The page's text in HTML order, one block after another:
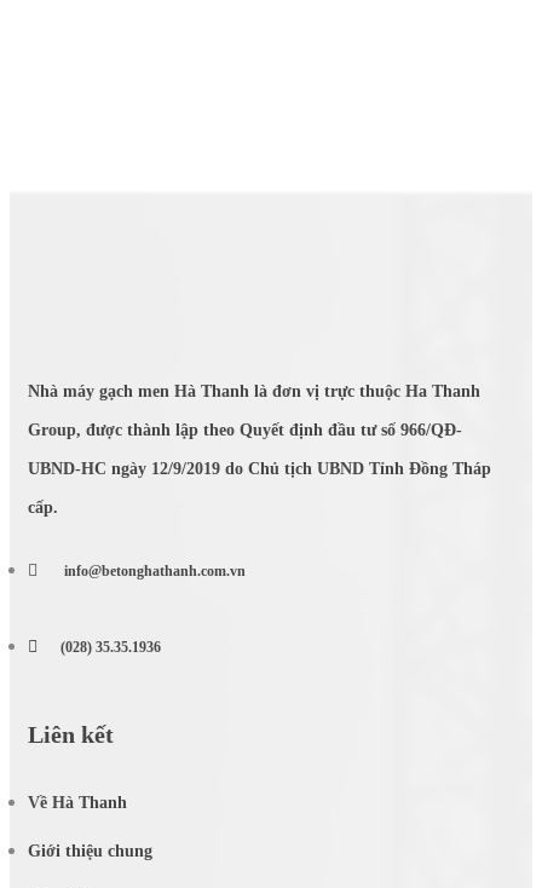
Nhà máy gạch men Hà Thanh là đơn vị trực thuộc Ha Thanh
Group, được thành lập theo Quyết định đầu tư số 966/QĐ-
UBND-HC ngày 12/9/2019 do Chủ tịch UBND Tỉnh Đồng Tháp
cấp.
info@betonghathanh.com.vn
(028) 35.35.1936
Liên kết
Về Hà Thanh
Giới thiệu chung